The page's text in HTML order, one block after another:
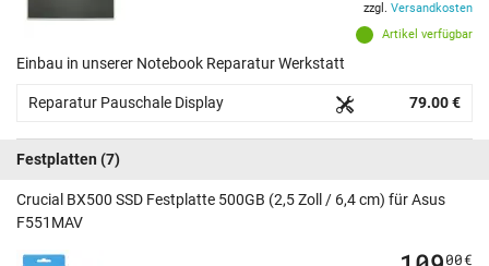
Artikel verfügbar
zzgl. Versandkosten
Einbau in unserer Notebook Reparatur Werkstatt
Reparatur Pauschale Display 79.00 €
Festplatten (7)
Crucial BX500 SSD Festplatte 500GB (2,5 Zoll / 6,4 cm) für Asus
F551MAV
00€